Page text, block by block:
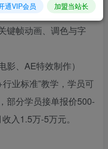
操作、素材管理）
键帧动画、调色与字
影、AE特效制作）
业标准”教学，学员可
部分学员接单报价500-
入1.5万-5万元。
通VIP会员 加盟当站长